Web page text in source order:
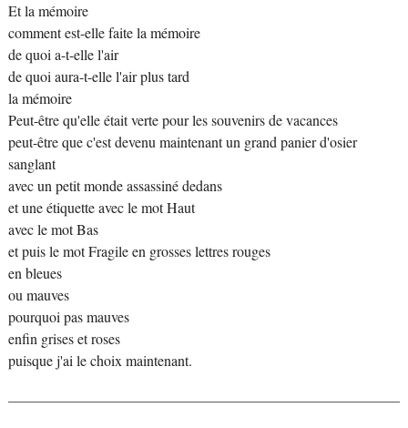
Et la mémoire
comment est-elle faite la mémoire
de quoi a-t-elle l'air
de quoi aura-t-elle l'air plus tard
la mémoire
Peut-être qu'elle était verte pour les souvenirs de vacances
peut-être que c'est devenu maintenant un grand panier d'osier
sanglant
avec un petit monde assassiné dedans
et une étiquette avec le mot Haut
avec le mot Bas
et puis le mot Fragile en grosses lettres rouges
en bleues
ou mauves
pourquoi pas mauves
enfin grises et roses
puisque j'ai le choix maintenant.